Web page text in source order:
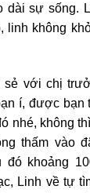
dài sự sống.
linh không
sẻ với chị
í, được bạn
nhé, không
thấm vào
đó khoảng
Linh về tự